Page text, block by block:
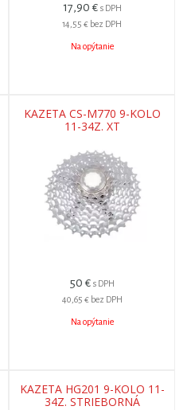
17,90 € s DPH
14,55 € bez DPH
Na opýtanie
KAZETA CS-M770 9-KOLO
11-34Z. XT
50 € s DPH
40,65 € bez DPH
Na opýtanie
KAZETA HG201 9-KOLO 11-
34Z. STRIEBORNÁ